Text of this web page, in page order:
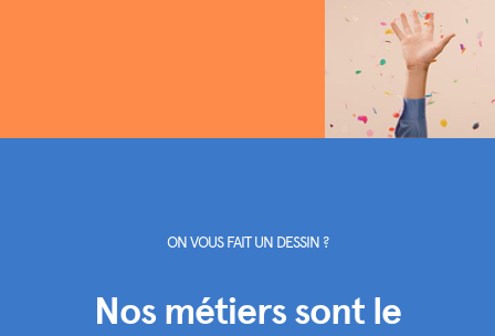
ON VOUS FAIT UN DESSIN ?​
Nos métiers sont le